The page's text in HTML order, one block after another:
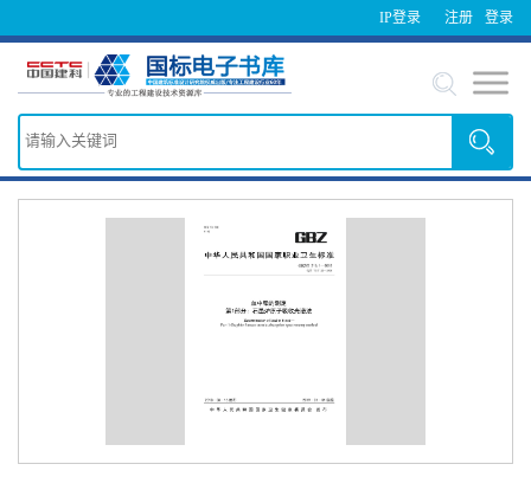
IP登录 登录
注册